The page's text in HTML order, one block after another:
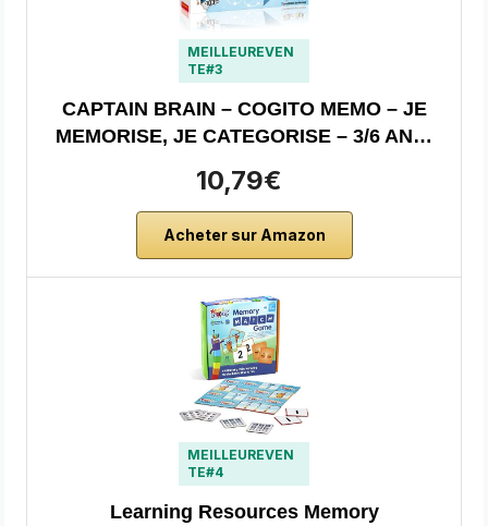
MEILLEUREVEN
TE#3
CAPTAIN BRAIN – COGITO MEMO – JE
MEMORISE, JE CATEGORISE – 3/6 AN…
10,79€
Acheter sur Amazon
MEILLEUREVEN
TE#4
Learning Resources Memory